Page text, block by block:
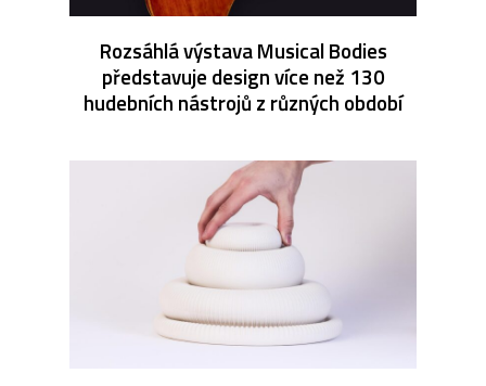
Rozsáhlá výstava Musical Bodies
představuje design více než 130
hudebních nástrojů z různých období